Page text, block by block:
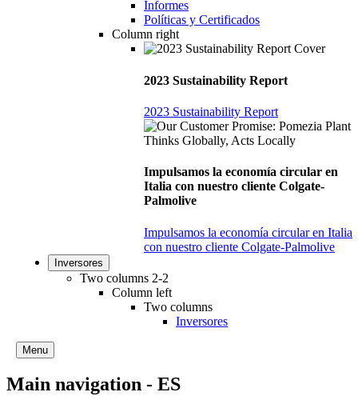
Informes
Políticas y Certificados
Column right
2023 Sustainability Report
2023 Sustainability Report
Impulsamos la economía circular en
Italia con nuestro cliente Colgate-
Palmolive
Impulsamos la economía circular en Italia
con nuestro cliente Colgate-Palmolive
Inversores
Two columns 2-2
Column left
Two columns
Inversores
Menu
Main navigation - ES